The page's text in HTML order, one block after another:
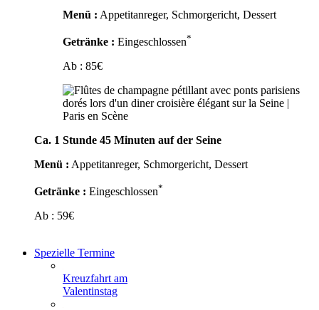
Menü : Appetitanreger, Schmorgericht, Dessert
Getränke : Eingeschlossen*
Ab : 85€
Ca. 1 Stunde 45 Minuten auf der Seine
Menü : Appetitanreger, Schmorgericht, Dessert
Getränke : Eingeschlossen*
Ab : 59€
Spezielle Termine
Kreuzfahrt am
Valentinstag